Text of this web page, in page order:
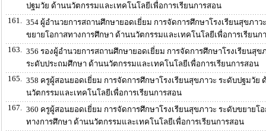
ปฐมวัย ด้านนวัตกรรมและเทคโนโลยีเพื่อการเรียนการสอน
161.
354 ผู้อำนวยการสถานศึกษายอดเยี่ยม การจัดการศึกษาโรงเรียนสุขภาว
ขยายโอกาสทางการศึกษา ด้านนวัตกรรมและเทคโนโลยีเพื่อการเรียนก
163.
356 รองผู้อำนวยการสถานศึกษายอดเยี่ยม การจัดการศึกษาโรงเรียนสุข
ระดับประถมศึกษา ด้านนวัตกรรมและเทคโนโลยีเพื่อการเรียนการสอน
165.
358 ครูผู้สอนยอดเยี่ยม การจัดการศึกษาโรงเรียนสุขภาวะ ระดับปฐมวัย
นวัตกรรมและเทคโนโลยีเพื่อการเรียนการสอน
167.
360 ครูผู้สอนยอดเยี่ยม การจัดการศึกษาโรงเรียนสุขภาวะ ระดับขยายโ
ทางการศึกษา ด้านนวัตกรรมและเทคโนโลยีเพื่อการเรียนการสอน